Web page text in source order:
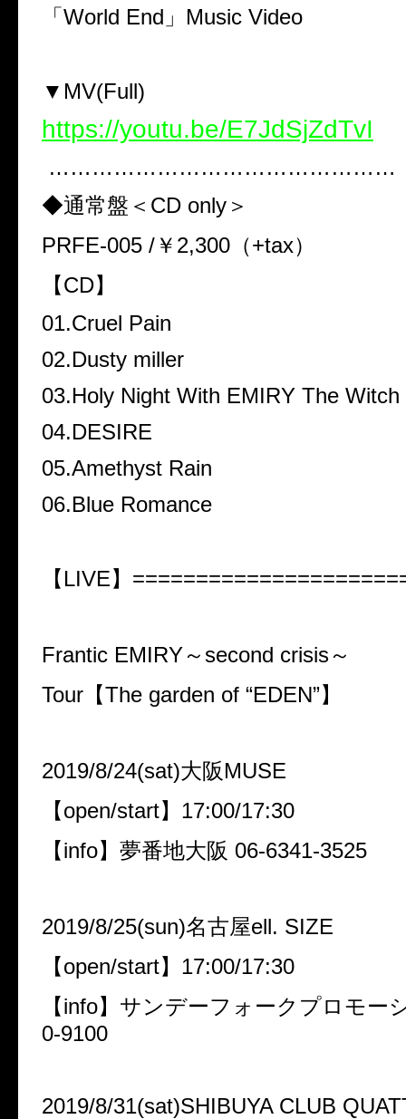
「World End」Music Video
▼MV(Full)
https://youtu.be/E7JdSjZdTvI
…………………………………………
◆通常盤＜CD only＞
PRFE-005 /￥2,300（+tax）
【CD】
01.Cruel Pain
02.Dusty miller
03.Holy Night With EMIRY The Witch
04.DESIRE
05.Amethyst Rain
06.Blue Romance
【LIVE】
Frantic EMIRY～second crisis～
Tour【The garden of “EDEN”】
2019/8/24(sat)大阪MUSE
【open/start】17:00/17:30
【info】夢番地大阪 06-6341-3525
2019/8/25(sun)名古屋ell. SIZE
【open/start】17:00/17:30
【info】サンデーフォークプロモー
0-9100
2019/8/31(sat)SHIBUYA CLUB